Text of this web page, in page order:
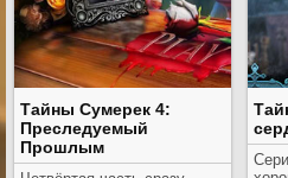
Тайны Сумерек 4:
Преследуемый
Прошлым